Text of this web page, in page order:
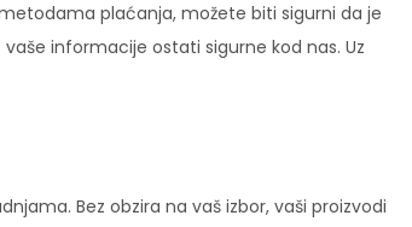
plaćanja, možete biti sigurni da je
informacije ostati sigurne kod nas. Uz
Bez obzira na vaš izbor, vaši proizvodi